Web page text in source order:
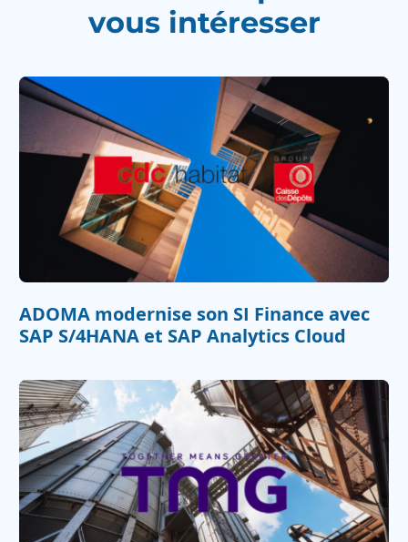
vous intéresser
ADOMA modernise son SI Finance avec
SAP S/4HANA et SAP Analytics Cloud